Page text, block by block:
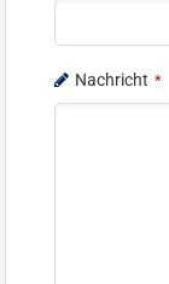
Nachricht *